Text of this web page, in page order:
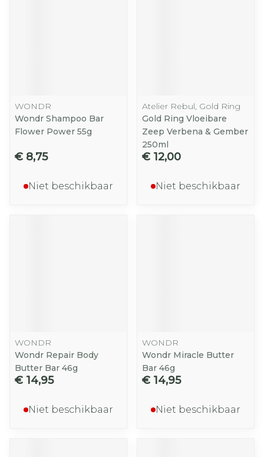
WONDR
Wondr Shampoo Bar
Flower Power 55g
€ 8,75
Niet beschikbaar
Atelier Rebul, Gold Ring
Gold Ring Vloeibare
Zeep Verbena & Gember
250ml
€ 12,00
Niet beschikbaar
WONDR
Wondr Repair Body
Butter Bar 46g
€ 14,95
Niet beschikbaar
WONDR
Wondr Miracle Butter
Bar 46g
€ 14,95
Niet beschikbaar